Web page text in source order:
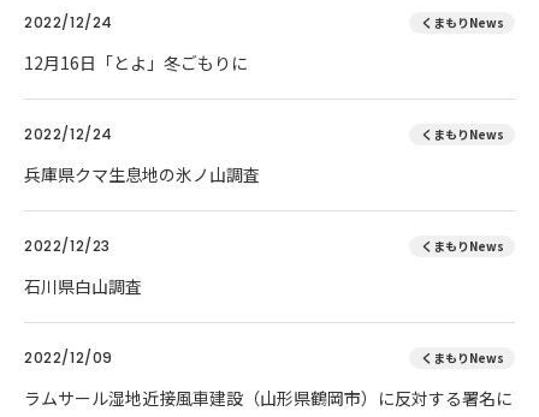
2022/12/24 くまもりNews
12月16日「とよ」冬ごもりに
2022/12/24 くまもりNews
兵庫県クマ生息地の氷ノ山調査
2022/12/23 くまもりNews
石川県白山調査
2022/12/09 くまもりNews
ラムサール湿地近接風車建設（山形県鶴岡市）に反対する署名に